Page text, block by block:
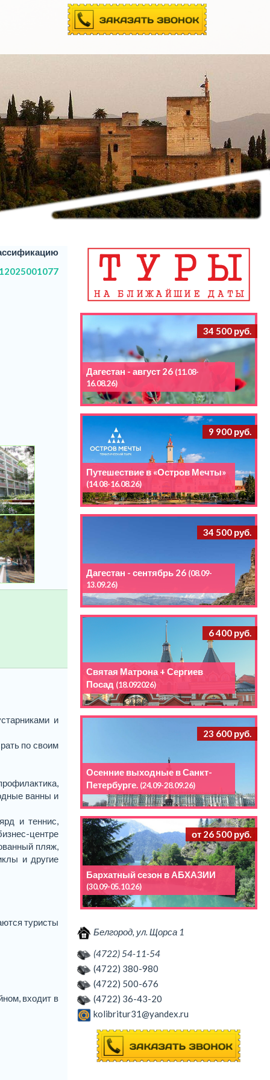
и
по своим
ванны и
и теннис,
центре
пляж,
и другие
туристы
входит в
34 500 руб.
Дагестан - август 26 (11.08-
16.08.26)
9 900 руб.
Путешествие в «Остров Мечты»
(14.08-16.08.26)
34 500 руб.
Дагестан - сентябрь 26 (08.09-
13.09.26)
6 400 руб.
Святая Матрона + Сергиев
Посад (18.092026)
23 600 руб.
Осенние выходные в Санкт-
Петербурге. (24.09-28.09.26)
от 26 500 руб.
Бархатный сезон в АБХАЗИИ
(30.09-05.10.26)
Белгород, ул. Щорса 1
(4722) 54-11-54
(4722) 380-980
(4722) 500-676
(4722) 36-43-20
kolibritur31@yandex.ru